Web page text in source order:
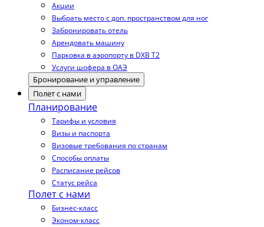
Акции
Выбрать место с доп. пространством для ног
Забронировать отель
Арендовать машину
Парковка в аэропорту в DXB T2
Услуги шофера в ОАЭ
Бронирование и управление
Полет с нами
Планирование
Тарифы и условия
Визы и паспорта
Визовые требования по странам
Способы оплаты
Расписание рейсов
Статус рейса
Полет с нами
Бизнес-класс
Эконом-класс